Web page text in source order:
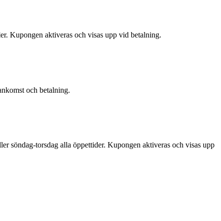
Kupongen aktiveras och visas upp vid betalning.
och betalning.
söndag-torsdag alla öppettider. Kupongen aktiveras och visas upp